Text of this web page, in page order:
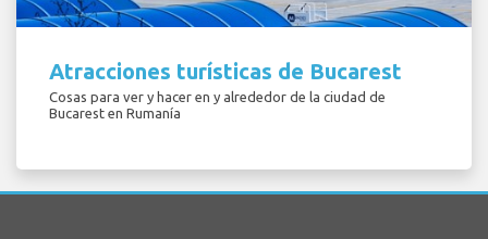
Atracciones turísticas de Bucarest
Cosas para ver y hacer en y alrededor de la ciudad de
Bucarest en Rumanía